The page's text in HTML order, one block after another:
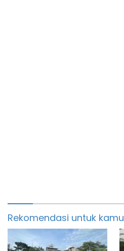
Rekomendasi untuk kamu